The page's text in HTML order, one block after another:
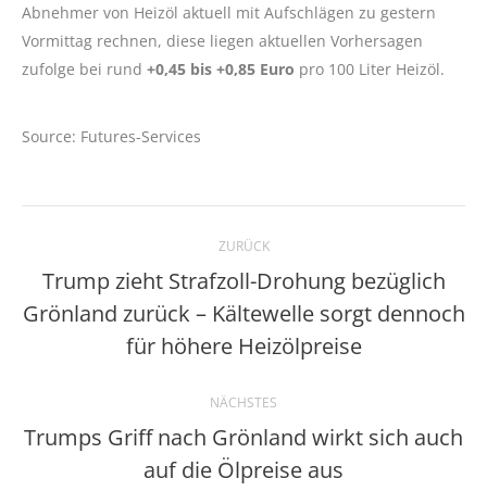
Abnehmer von Heizöl aktuell mit Aufschlägen zu gestern
Vormittag rechnen, diese liegen aktuellen Vorhersagen
zufolge bei rund +0,45 bis +0,85 Euro pro 100 Liter Heizöl.
Source: Futures-Services
Kommentarnavigation
ZURÜCK
Vorheriger
Beitrag:
Trump zieht Strafzoll-Drohung bezüglich
Grönland zurück – Kältewelle sorgt dennoch
für höhere Heizölpreise
NÄCHSTES
Nächster
Beitrag:
Trumps Griff nach Grönland wirkt sich auch
auf die Ölpreise aus